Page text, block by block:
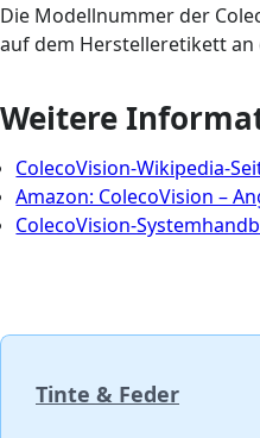
Die Modellnummer der
auf dem Herstelleretikett
Weitere
ColecoVision-Wikipedia-
Amazon: ColecoVision –
ColecoVision-
Tinte & Feder